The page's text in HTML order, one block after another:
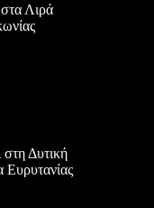
στα Λιρά
Δυτική
Ευρυτανίας